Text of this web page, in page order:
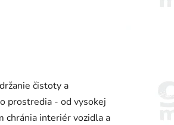
čistoty a
prostredia - od vysokej
chránia interiér vozidla a